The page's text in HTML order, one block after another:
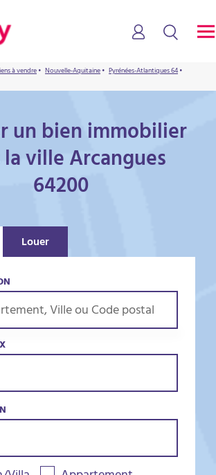
à vendre• Nouvelle-Aquitaine• Pyrénées-Atlantiques 64•
un bien immobilier
ville Arcangues
64200
Louer